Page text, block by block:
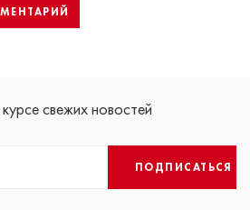
свежих новостей
ПОДПИСАТЬСЯ